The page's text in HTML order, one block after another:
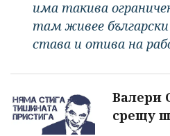
има такива
там живее
става и отива на
Валери
срещу